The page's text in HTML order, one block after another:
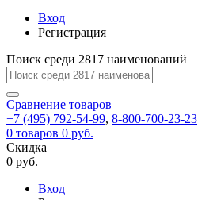
завершения
регистрации.
Ок
Запомнить
меня
Забыли
ссылку
указанный
электронный
перейдя
по
которой
вы
задать
ссылка.
Перейдите
по
для
смены
пароля.
Сменить
Сообщение
пользовательского
Вход
Регистрация
Поиск среди 2817 наименований
Сравнение товаров
+7 (495) 792-54-99, 8-800-700-23-23
0 товаров 0 руб.
Скидка
0 руб.
Вход